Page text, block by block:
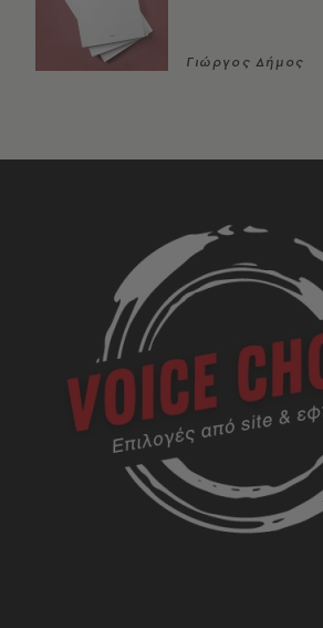
Γιώργος Δήμος